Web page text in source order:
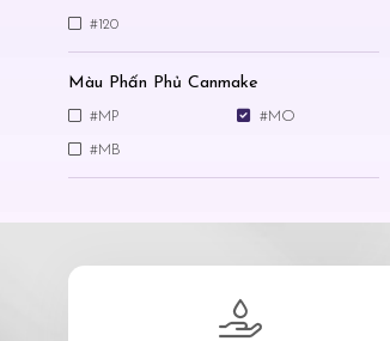
#120
Màu Phấn Phủ Canmake
#MP #MO
#MB